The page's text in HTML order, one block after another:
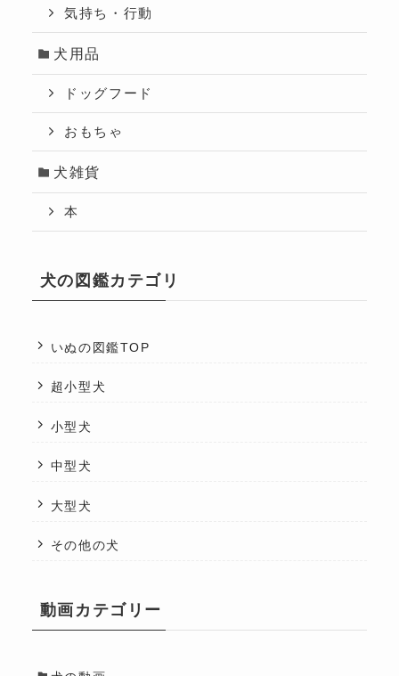
気持ち・行動
犬用品
ドッグフード
おもちゃ
犬雑貨
本
犬の図鑑カテゴリ
いぬの図鑑TOP
超小型犬
小型犬
中型犬
大型犬
その他の犬
動画カテゴリー